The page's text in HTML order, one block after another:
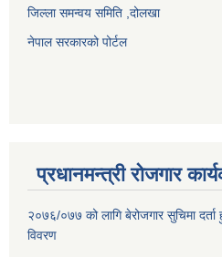
जिल्ला समन्वय समिति ,दोलखा
नेपाल सरकारको पोर्टल
प्रधानमन्त्री रोजगार
२०७६/०७७ को लागि बेरोजगार सुचिमा दर्ता
विवरण